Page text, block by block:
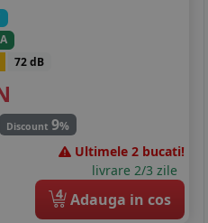
A
72 dB
Discount 9%
Ultimele 2 bucati!
livrare 2/3 zile
4 Adauga in cos